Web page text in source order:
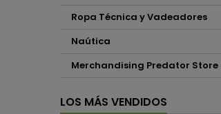
Ropa Técnica y Vadeadores
Naútica
Merchandising Predator Store
LOS MÁS VENDIDOS